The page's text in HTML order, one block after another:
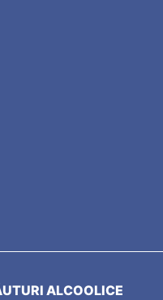
ALCOOLICE